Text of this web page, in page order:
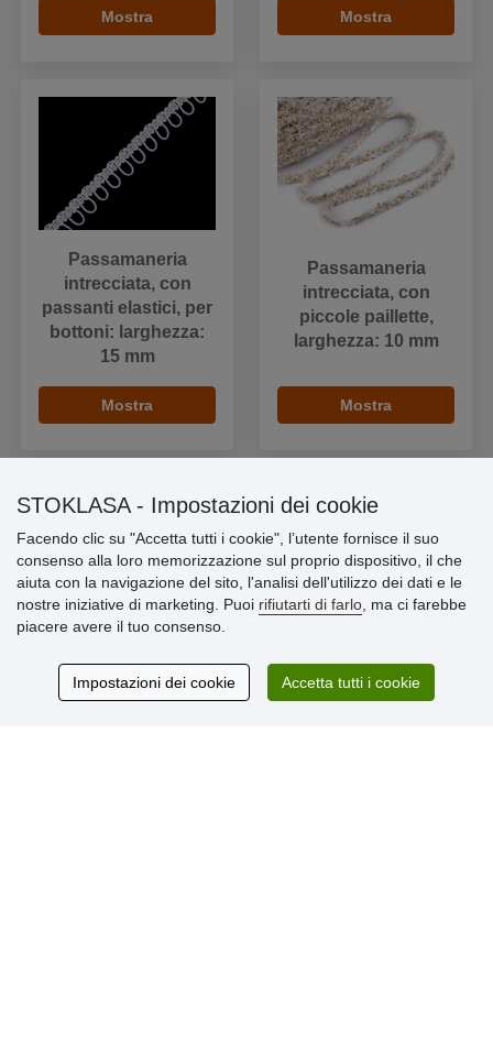
Mostra Mostra
Passamaneria
intrecciata, con
passanti elastici, per
bottoni: larghezza:
15 mm
Mostra
Passamaneria
intrecciata, con
piccole paillette,
larghezza: 10 mm
Mostra
Informazioni importanti
» Impostazioni dei cookie
» Termini & Condizioni
» Informativa sulla Privacy
» Garanzia e resi
» Programma fedeltà
STOKLASA - Impostazioni dei cookie
Facendo clic su "Accetta tutti i cookie", l’utente fornisce il suo
consenso alla loro memorizzazione sul proprio dispositivo, il che
aiuta con la navigazione del sito, l'analisi dell'utilizzo dei dati e le
nostre iniziative di marketing. Puoi rifiutarti di farlo , ma ci farebbe
piacere avere il tuo consenso.
Impostazioni dei cookie Accetta tutti i cookie